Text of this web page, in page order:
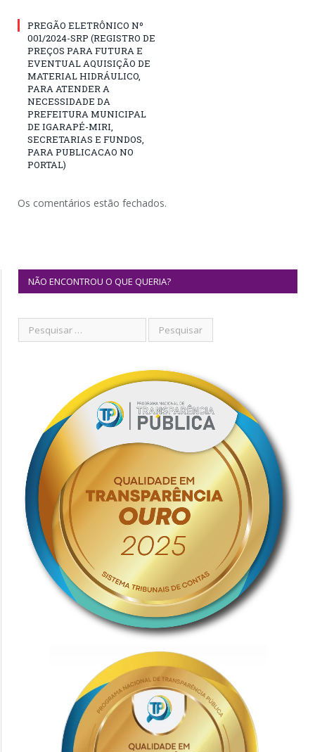
PREGÃO ELETRÔNICO Nº
001/2024-SRP (REGISTRO DE
PREÇOS PARA FUTURA E
EVENTUAL AQUISIÇÃO DE
MATERIAL HIDRÁULICO,
PARA ATENDER A
NECESSIDADE DA
PREFEITURA MUNICIPAL
DE IGARAPÉ-MIRI,
SECRETARIAS E FUNDOS,
PARA PUBLICACAO NO
PORTAL)
Os comentários estão fechados.
NÃO ENCONTROU O QUE QUERIA?